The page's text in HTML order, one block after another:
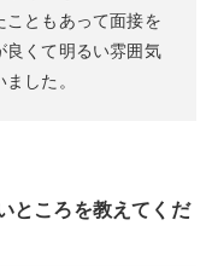
こともあって面接を
良くて明るい雰囲気
した。
ところを教えてくだ